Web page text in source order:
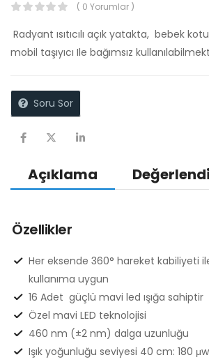
( 0 Yorumlar )
Radyant ısıtıcılı açık yatakta, bebek
mobil taşıyıcı Ile bağımsız
Soru Sor
Açıklama
Özellikler
Her eksende 360° hareket kabiliyeti
kullanıma uygun
16 Adet güçlü mavi led ışığa sahiptir
Özel mavi LED teknolojisi
460 nm (±2 nm) dalga uzunluğu
Işık yoğunluğu seviyesi 40 cm: 180